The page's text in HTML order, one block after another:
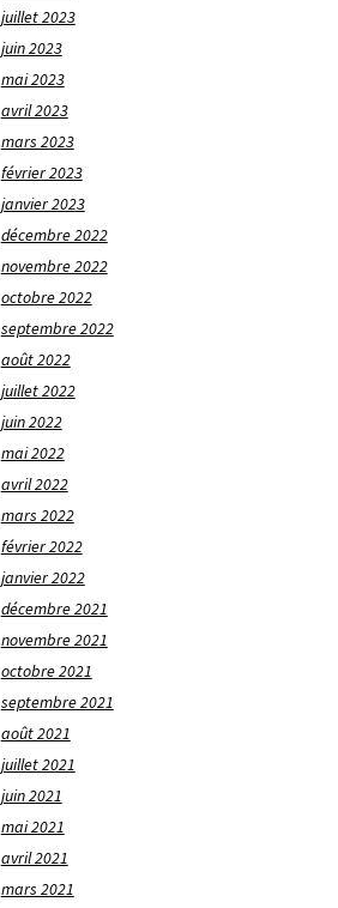
juillet 2023
juin 2023
mai 2023
avril 2023
mars 2023
février 2023
janvier 2023
décembre 2022
novembre 2022
octobre 2022
septembre 2022
août 2022
juillet 2022
juin 2022
mai 2022
avril 2022
mars 2022
février 2022
janvier 2022
décembre 2021
novembre 2021
octobre 2021
septembre 2021
août 2021
juillet 2021
juin 2021
mai 2021
avril 2021
mars 2021